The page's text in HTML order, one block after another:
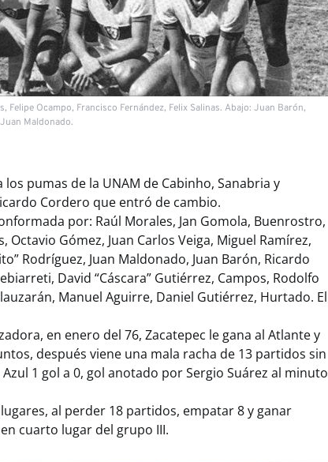
Felipe Ocampo, Francisco Fernández, Felix Salinas. Abajo: Juan Barón,
Maldonado.
pumas de la UNAM de Cabinho, Sanabria y
Cordero que entró de cambio.
por: Raúl Morales, Jan Gomola, Buenrostro,
Octavio Gómez, Juan Carlos Veiga, Miguel Ramírez,
Rodríguez, Juan Maldonado, Juan Barón, Ricardo
David “Cáscara” Gutiérrez, Campos, Rodolfo
Manuel Aguirre, Daniel Gutiérrez, Hurtado. El
en enero del 76, Zacatepec le gana al Atlante y
después viene una mala racha de 13 partidos sin
1 gol a 0, gol anotado por Sergio Suárez al minuto
al perder 18 partidos, empatar 8 y ganar
cuarto lugar del grupo III.